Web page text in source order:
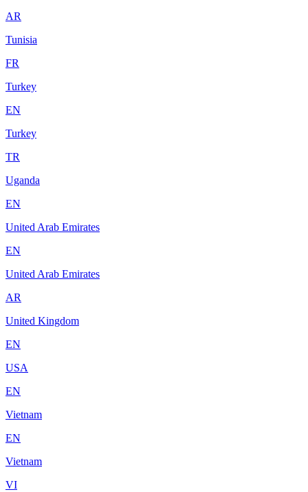
AR
Tunisia
FR
Turkey
EN
Turkey
TR
Uganda
EN
United Arab Emirates
EN
United Arab Emirates
AR
United Kingdom
EN
USA
EN
Vietnam
EN
Vietnam
VI